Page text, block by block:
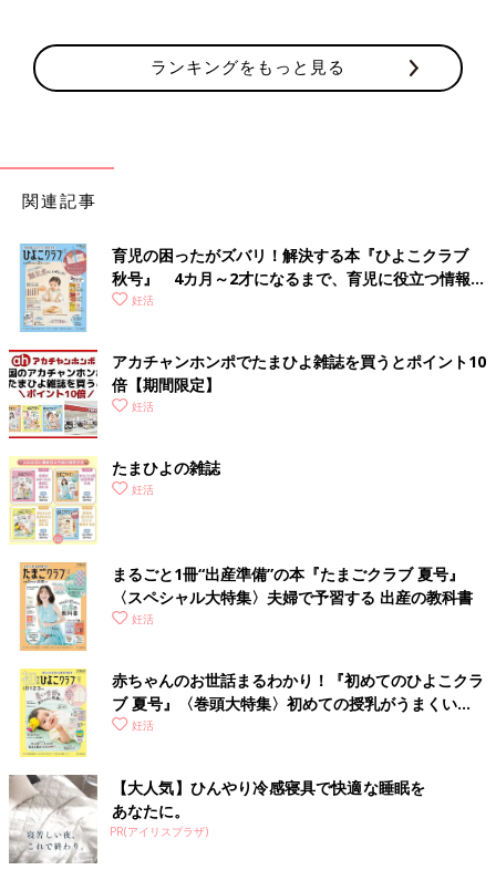
ランキングをもっと見る
関連記事
育児の困ったがズバリ！解決する本『ひよこクラブ
秋号』 4カ月～2才になるまで、育児に役立つ情報が
いっぱい！
妊活
アカチャンホンポでたまひよ雑誌を買うとポイント10
倍【期間限定】
妊活
たまひよの雑誌
妊活
まるごと1冊“出産準備”の本『たまごクラブ 夏号』
〈スペシャル大特集〉夫婦で予習する 出産の教科書
妊活
赤ちゃんのお世話まるわかり！『初めてのひよこクラ
ブ 夏号』〈巻頭大特集〉初めての授乳がうまくい
く！ おっぱい・ミルクの基本と夏のトラブル 解決テ
妊活
【大人気】ひんやり冷感寝具で快適な睡眠を
あなたに。
PR(アイリスプラザ)